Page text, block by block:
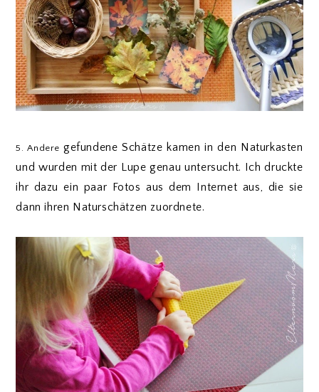
5. Andere gefundene Schätze kamen in den Naturkasten
und wurden mit der Lupe genau untersucht. Ich druckte
ihr dazu ein paar Fotos aus dem Internet aus, die sie
dann ihren Naturschätzen zuordnete.